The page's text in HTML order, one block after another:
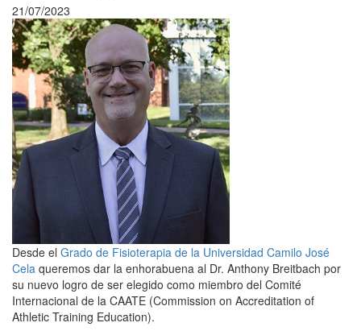
21/07/2023
Desde el Grado de Fisioterapia de la Universidad Camilo José
Cela queremos dar la enhorabuena al Dr. Anthony Breitbach por
su nuevo logro de ser elegido como miembro del Comité
Internacional de la CAATE (Commission on Accreditation of
Athletic Training Education).